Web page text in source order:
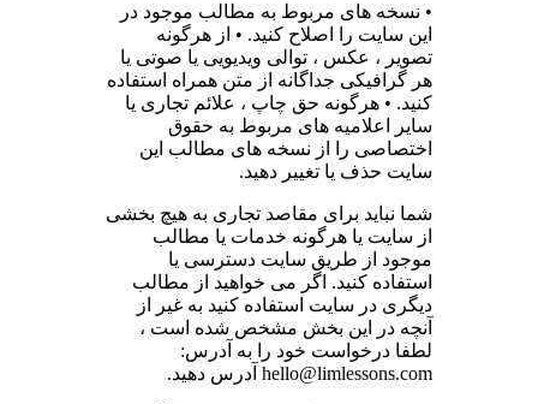
• نسخه های مربوط به مطالب موجود در
این سایت را اصلاح کنید. • از هرگونه
تصویر ، عکس ، توالی ویدیویی یا صوتی یا
هر گرافیکی جداگانه از متن همراه استفاده
کنید. • هرگونه حق چاپ ، علائم تجاری یا
سایر اعلامیه های مربوط به حقوق
اختصاصی را از نسخه های مطالب این
سایت حذف یا تغییر دهید.
شما نباید برای مقاصد تجاری به هیچ بخشی
از سایت یا هرگونه خدمات یا مطالب
موجود از طریق سایت دسترسی یا
استفاده کنید. اگر می خواهید از مطالب
دیگری در سایت استفاده کنید به غیر از
آنچه در این بخش مشخص شده است ،
لطفا درخواست خود را به آدرس:
hello@limlessons.com آدرس دهید.